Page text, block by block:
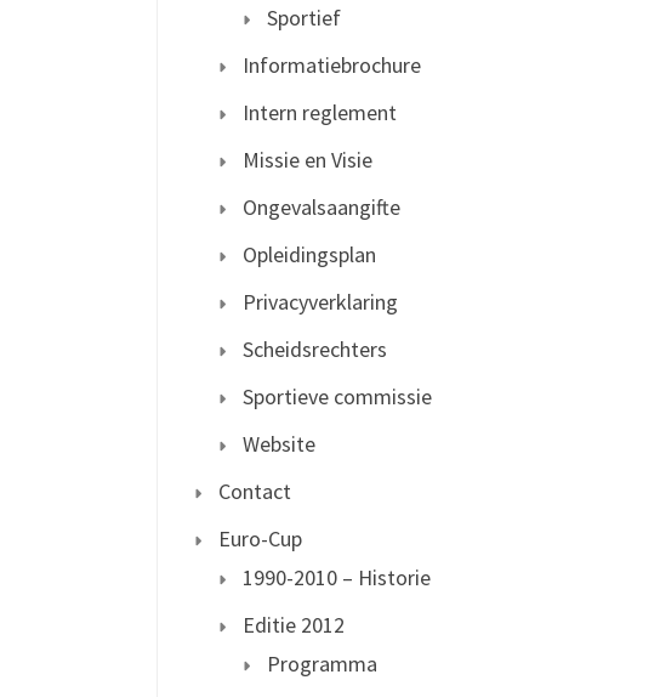
Sportief
Informatiebrochure
Intern reglement
Missie en Visie
Ongevalsaangifte
Opleidingsplan
Privacyverklaring
Scheidsrechters
Sportieve commissie
Website
Contact
Euro-Cup
1990-2010 – Historie
Editie 2012
Programma